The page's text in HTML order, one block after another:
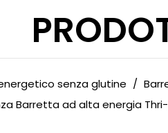
senza glutine /
Barretta ad alta energia